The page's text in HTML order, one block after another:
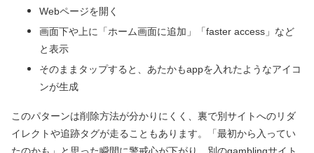
Webページを開く
画面下や上に「ホーム画面に追加」「faster access」など
と表示
そのままタップすると、あたかもappを入れたようなアイコ
ンが生成
このパターンは削除方法が分かりにくく、裏で別サイトへのリダ
イレクトや追跡タグが走ることもあります。「最初から入ってい
たのかも」と思った瞬間に警戒心が下がり、別のgamblingサイト